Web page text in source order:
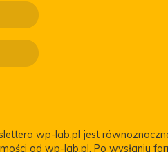
wp-lab.pl jest
od wp-lab.pl. Po wysłaniu